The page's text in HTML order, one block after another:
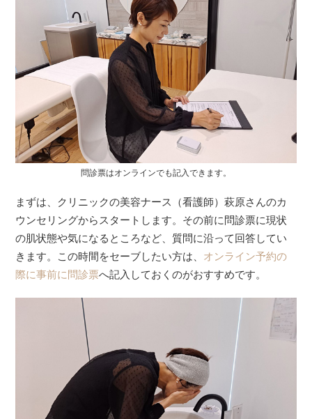
問診票はオンラインでも記入できます。
まずは、クリニックの美容ナース（看護師）萩原さんのカ
ウンセリングからスタートします。その前に問診票に現状
の肌状態や気になるところなど、質問に沿って回答してい
きます。この時間をセーブしたい方は、 オンライン予約の
際に事前に問診票へ記入しておくのがおすすめです。